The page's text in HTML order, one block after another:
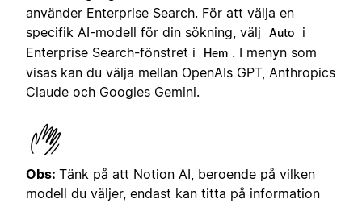
använder Enterprise Search. För att välja en
specifik AI-modell för din sökning, välj
Auto
i
Enterprise Search-fönstret i
Hem . I menyn som
visas kan du välja mellan OpenAIs GPT, Anthropics
Claude och Googles Gemini.
Obs: Tänk på att Notion AI, beroende på vilken
modell du väljer, endast kan titta på information